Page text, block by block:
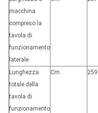
macchina
compreso la
tavola di
funzionamento
laterale
Lunghezza
totale della
tavola di
funzionamento
Cm 259